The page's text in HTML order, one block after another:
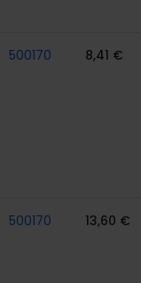
500170 8,41 €
500170 13,60 €